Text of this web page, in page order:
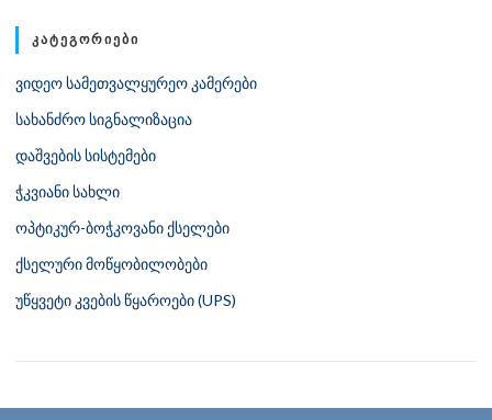
ᲙᲐᲢᲔᲒᲝᲠᲘᲔᲑᲘ
ვიდეო სამეთვალყურეო კამერები
სახანძრო სიგნალიზაცია
დაშვების სისტემები
ჭკვიანი სახლი
ოპტიკურ-ბოჭკოვანი ქსელები
ქსელური მოწყობილობები
უწყვეტი კვების წყაროები (UPS)